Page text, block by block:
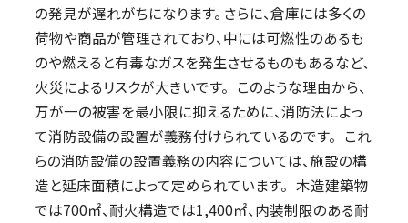
の発見が遅れがちになります。 さらに、倉庫には多くの
荷物や商品が管理されており、中には可燃性のあるも
のや燃えると有毒なガスを発生させるものもあるなど、
火災によるリスクが大きいです。 このような理由から、
万が一の被害を最小限に抑えるために、消防法によっ
て消防設備の設置が義務付けられているのです。 これ
らの消防設備の設置義務の内容については、施設の構
造と延床面積によって定められています。 木造建築物
では700㎡、耐火構造では1,400㎡、内装制限のある耐